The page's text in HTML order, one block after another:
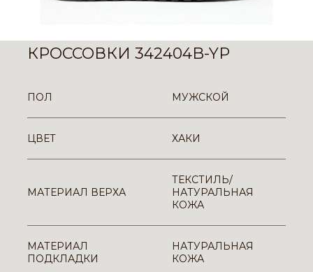
КРОССОВКИ 342404B-YP
ПОЛ МУЖСКОЙ
ЦВЕТ ХАКИ
МАТЕРИАЛ ВЕРХА
ТЕКСТИЛЬ/
НАТУРАЛЬНАЯ
КОЖА
МАТЕРИАЛ
ПОДКЛАДКИ
НАТУРАЛЬНАЯ
КОЖА